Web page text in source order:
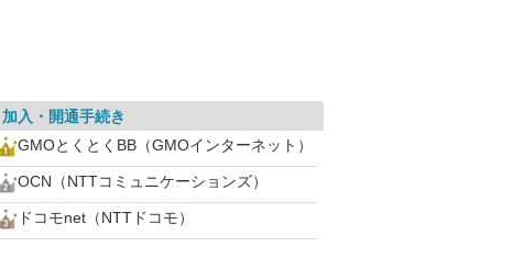
加入・開通手続き
GMOとくとくBB（GMOインターネット）
OCN（NTTコミュニケーションズ）
ドコモnet（NTTドコモ）